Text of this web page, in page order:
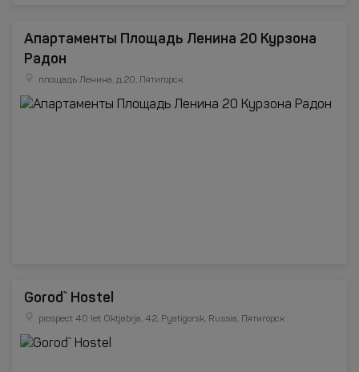
Апартаменты Площадь Ленина 20 Курзона
Радон
площадь Ленина, д.20, Пятигорск
Gorod` Hostel
prospect 40 let Oktjabrja, 42, Pyatigorsk, Russia, Пятигорск